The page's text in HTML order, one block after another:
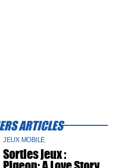
ARTICLES
JEUX MOBILE
Sorties jeux :